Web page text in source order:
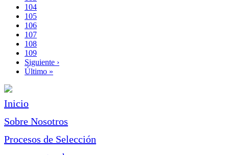
Page
104
Página
actual
105
Page
106
Page
107
Page
108
Page
109
Siguiente
página
Siguiente ›
Última
Último »
Inicio
Sobre Nosotros
Procesos de Selección